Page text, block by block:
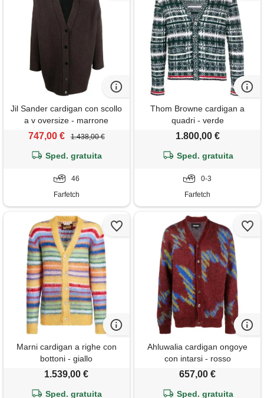
Jil Sander cardigan con scollo
a v oversize - marrone
747,00 € 1.438,00 €
Sped. gratuita
46
Farfetch
Thom Browne cardigan a
quadri - verde
1.800,00 €
Sped. gratuita
0-3
Farfetch
Marni cardigan a righe con
bottoni - giallo
1.539,00 €
Sped. gratuita
Ahluwalia cardigan ongoye
con intarsi - rosso
657,00 €
Sped. gratuita